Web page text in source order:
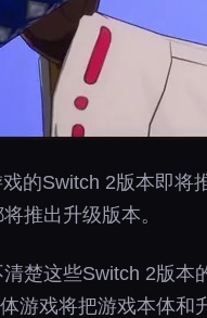
的Switch 2版本即将
推出升级版本。
楚这些Switch 2版本
游戏将把游戏本体和